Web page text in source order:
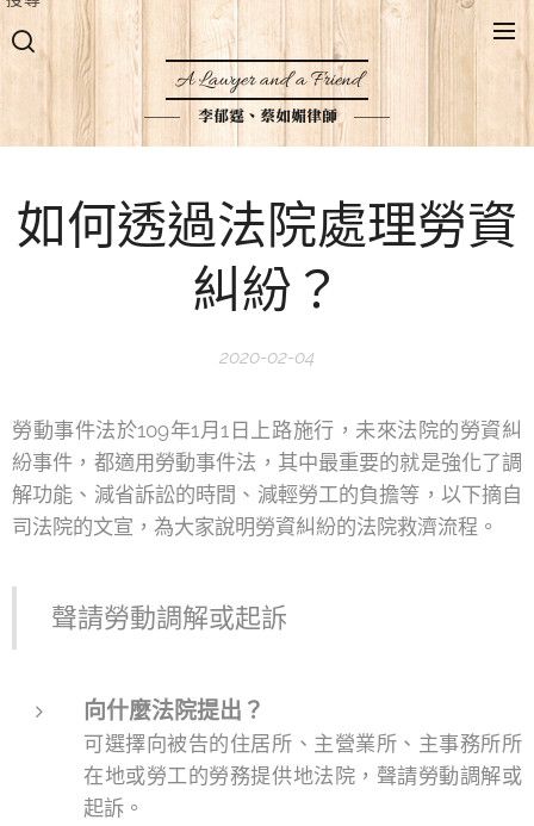
A Lawyer and a Friend
李郁霆、蔡如媚律師
如何透過法院處理勞資
糾紛？
2020-02-04
勞動事件法於109年1月1日上路施行，未來法院的勞資糾
紛事件，都適用勞動事件法，其中最重要的就是強化了調
解功能、減省訴訟的時間、減輕勞工的負擔等，以下摘自
司法院的文宣，為大家說明勞資糾紛的法院救濟流程。
聲請勞動調解或起訴
向什麼法院提出？
可選擇向被告的住居所、主營業所、主事務所所
在地或勞工的勞務提供地法院，聲請勞動調解或
起訴。